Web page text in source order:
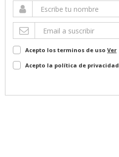
Acepto los terminos de uso Ver
Acepto la política de privacidad